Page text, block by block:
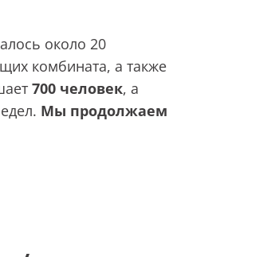
около 20
комбината, а также
700 человек, a
Мы продолжаем